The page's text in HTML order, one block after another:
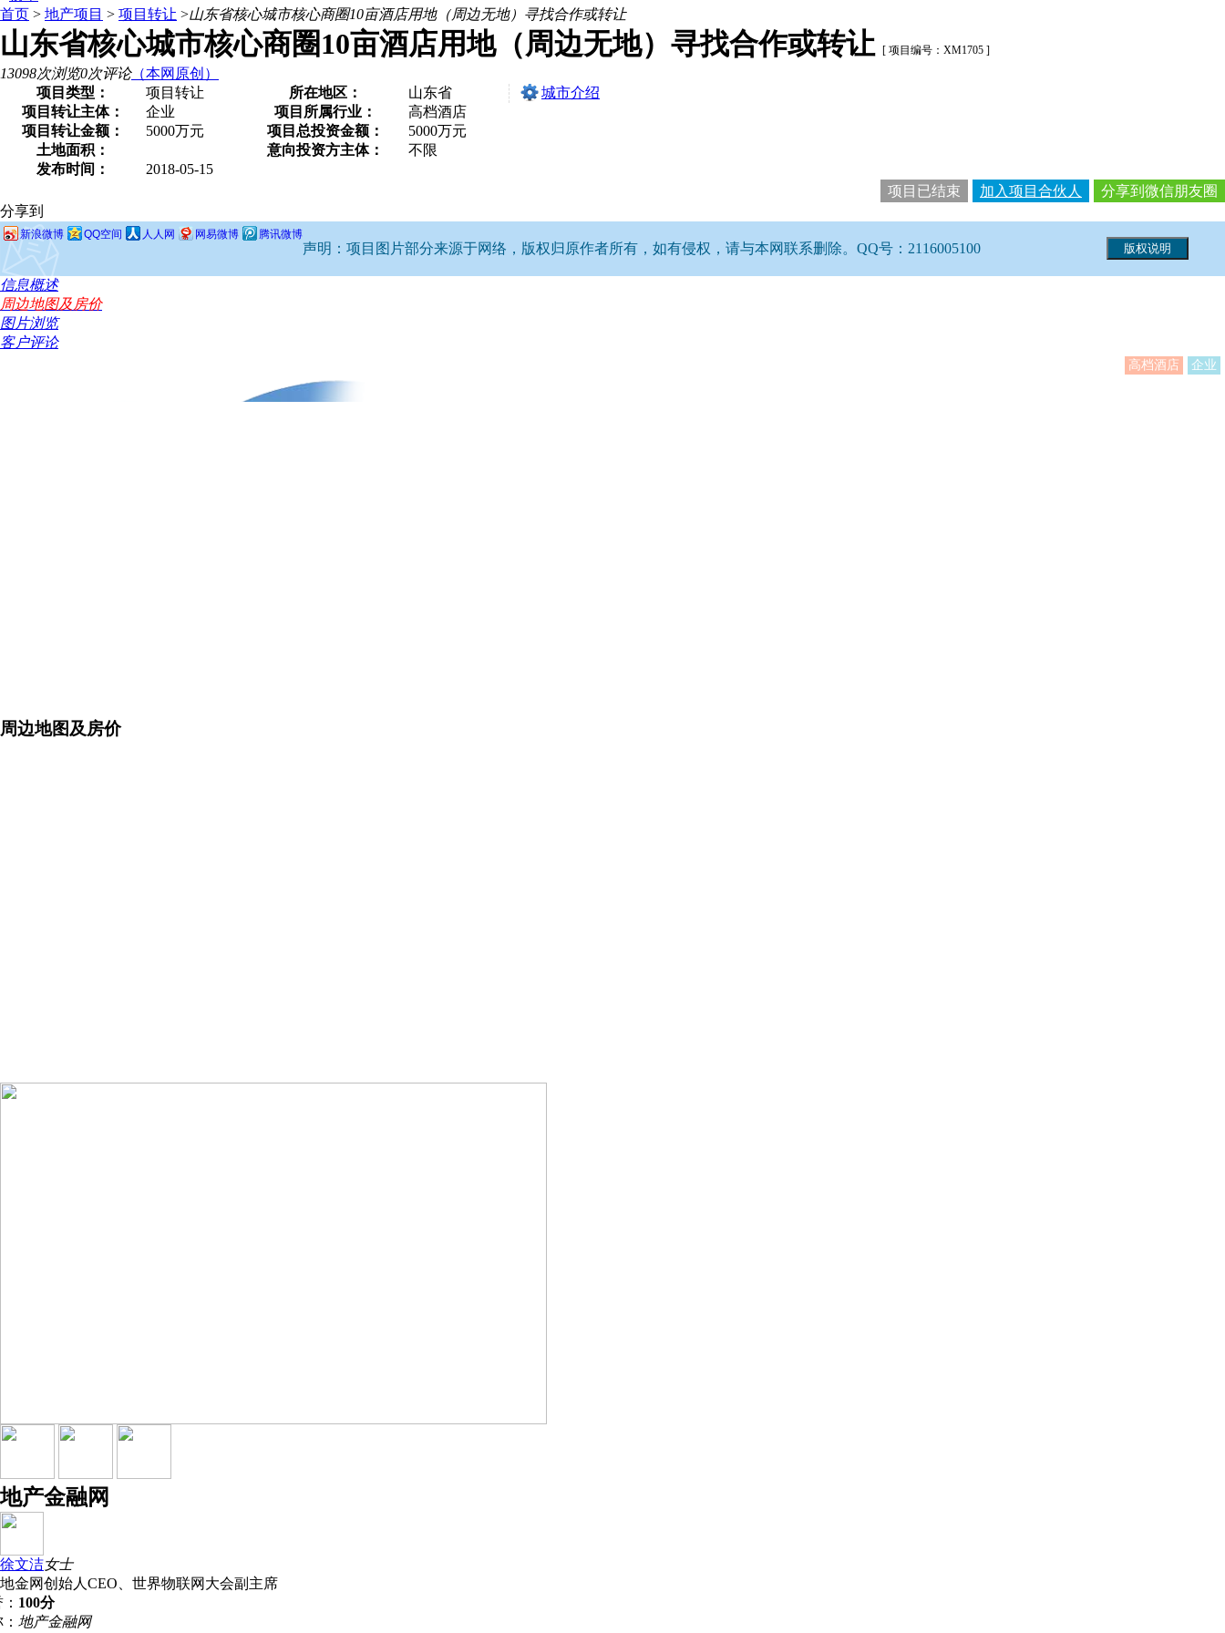
首页 > 地产项目 > 项目转让 >山东省核心城市核心商圈10亩酒店用地（周边无地）寻找合作或转让
山东省核心城市核心商圈10亩酒店用地（周边无地）寻找合作或转让 [ 项目编号：XM1705 ]
13098次浏览0次评论（本网原创）
项目类型：
项目转让 所在地区： 山东省
城市介绍
项目转让主体：
企业 项目所属行业：
高档酒店
项目转让金额：
5000万元 项目总投资金额：
5000万元
土地面积：
意向投资方主体：
不限
发布时间：
2018-05-15
分享到微信朋友圈
加入项目合伙人
项目已结束
分享到
新浪微博 QQ空间 人人网 网易微博 腾讯微博
声明：项目图片部分来源于网络，版权归原作者所有，如有侵权，请与本网联系删除。QQ号：2116005100
信息概述
周边地图及房价
图片浏览
客户评论
高档酒店 企业
周边地图及房价
地产金融网
徐文洁女士
地金网创始人CEO、世界物联网大会副主席
100分
地产金融网